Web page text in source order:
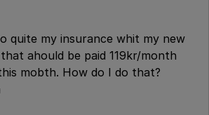
quite my insurance whit my new
ahould be paid 119kr/month
mobth. How do I do that?